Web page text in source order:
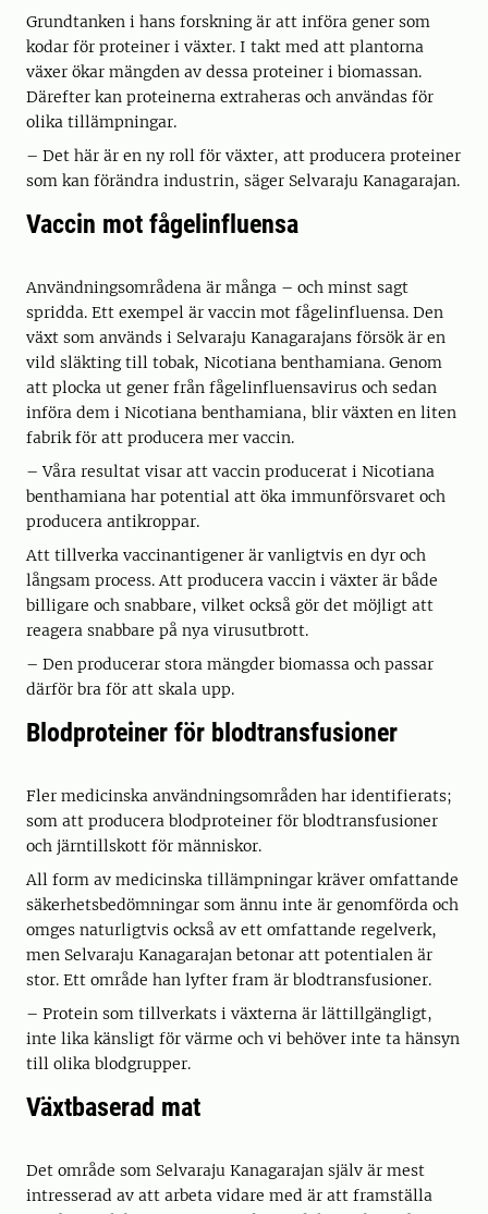
Grundtanken i hans forskning är att införa gener som
kodar för proteiner i växter. I takt med att plantorna
växer ökar mängden av dessa proteiner i biomassan.
Därefter kan proteinerna extraheras och användas för
olika tillämpningar.
– Det här är en ny roll för växter, att producera proteiner
som kan förändra industrin, säger Selvaraju Kanagarajan.
Vaccin mot fågelinfluensa
Användningsområdena är många – och minst sagt
spridda. Ett exempel är vaccin mot fågelinfluensa. Den
växt som används i Selvaraju Kanagarajans försök är en
vild släkting till tobak, Nicotiana benthamiana. Genom
att plocka ut gener från fågelinfluensavirus och sedan
införa dem i Nicotiana benthamiana, blir växten en liten
fabrik för att producera mer vaccin.
– Våra resultat visar att vaccin producerat i Nicotiana
benthamiana har potential att öka immunförsvaret och
producera antikroppar.
Att tillverka vaccinantigener är vanligtvis en dyr och
långsam process. Att producera vaccin i växter är både
billigare och snabbare, vilket också gör det möjligt att
reagera snabbare på nya virusutbrott.
– Den producerar stora mängder biomassa och passar
därför bra för att skala upp.
Blodproteiner för blodtransfusioner
Fler medicinska användningsområden har identifierats;
som att producera blodproteiner för blodtransfusioner
och järntillskott för människor.
All form av medicinska tillämpningar kräver omfattande
säkerhetsbedömningar som ännu inte är genomförda och
omges naturligtvis också av ett omfattande regelverk,
men Selvaraju Kanagarajan betonar att potentialen är
stor. Ett område han lyfter fram är blodtransfusioner.
– Protein som tillverkats i växterna är lättillgängligt,
inte lika känsligt för värme och vi behöver inte ta hänsyn
till olika blodgrupper.
Växtbaserad mat
Det område som Selvaraju Kanagarajan själv är mest
intresserad av att arbeta vidare med är att framställa